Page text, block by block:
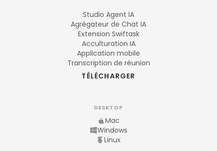
Studio Agent IA
Agrégateur de Chat IA
Extension Swiftask
Acculturation IA
Application mobile
Transcription de réunion
TÉLÉCHARGER
DESKTOP
Mac
Windows
Linux